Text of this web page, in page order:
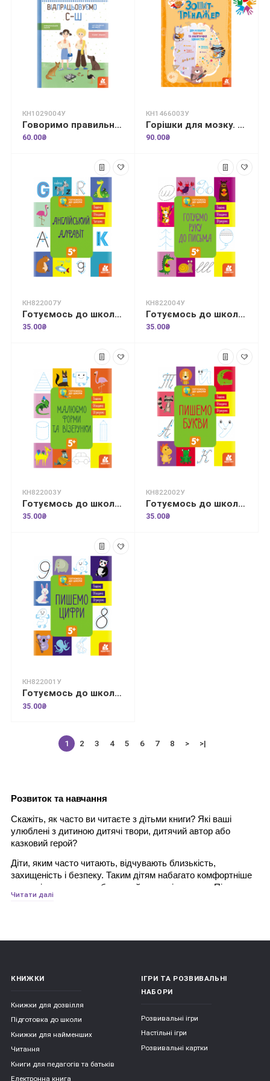
КН1029004У
Говоримо правильно. Відпрацьовуємо С-Ш
60.00₴
КН1466003У
Горішки для мозку. Зошит-тренажер для розвитку творчих та аналітичних здібностей
90.00₴
КН822007У
Готуємось до школи. Англійський алфавіт
35.00₴
КН822004У
Готуємось до школи. Готуємо руку до письма
35.00₴
КН822003У
Готуємось до школи. Малюємо форми та візерунки
35.00₴
КН822002У
Готуємось до школи. Пишемо букви
35.00₴
КН822001У
Готуємось до школи. Пишемо цифри
35.00₴
1 2 3 4 5 6 7 8 > >|
Розвиток та навчання
Скажіть, як часто ви читаєте з дітьми книги? Які ваші
улюблені з дитиною дитячі твори, дитячий автор або
казковий герой?
Діти, яким часто читають, відчувають близькість,
захищеність і безпеку. Таким дітям набагато комфортніше
жити, ніж тим, хто позбавлений радості читання. Під час
спільного читання у дітей формується моральне ставлення
моменти він емоційно розвивається і, нерідко ототожнюючи
себе з головним героєм, долає власні страхи. Слухаючи
літературний твір, дитина успадковує різноманітні моделі
поведінки через книгу: наприклад, як стати хорошим
товаришем, як досягти мети або як вирішити конфлікт.
Роль батьків тут - допомогти порівняти ситуації з казки з
Діти, яким батьки читають вголос регулярно, починають
Читати далі
КНИЖКИ
Книжки для дозвілля
Підготовка до школи
Книжки для найменших
Читання
Книги для педагогів та батьків
Електронна книга
ІГРИ ТА РОЗВИВАЛЬНІ
НАБОРИ
Розвивальні ігри
Настільні ігри
Розвивальні картки